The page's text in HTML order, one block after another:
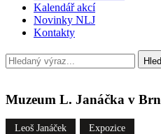
Kalendář akcí
Novinky NLJ
Kontakty
Muzeum L. Janáčka v
Leoš Janáček Expozice